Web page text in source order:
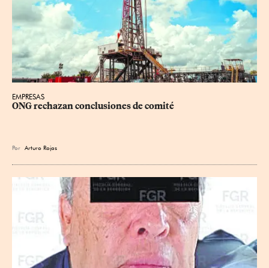
EMPRESAS
ONG rechazan conclusiones de comité
Por Arturo Rojas